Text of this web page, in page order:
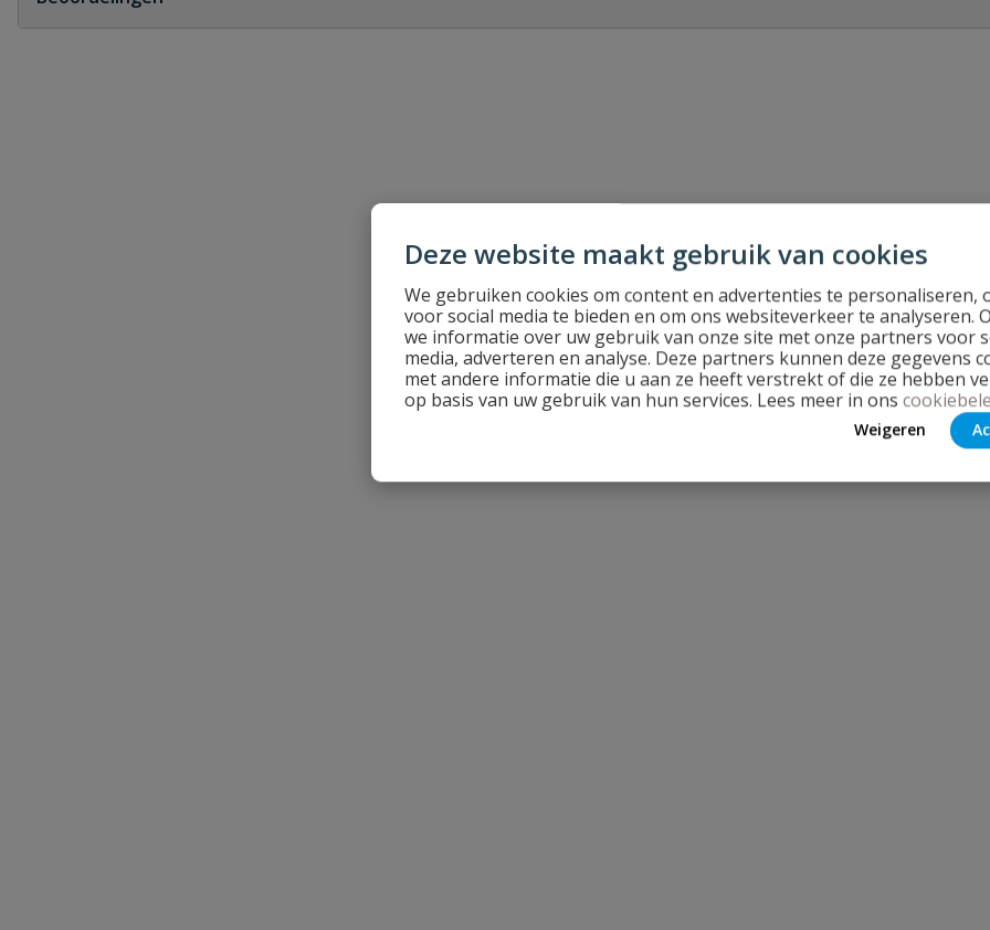
Deze website maakt gebruik van cookies
We gebruiken cookies om content en advertenties te personaliseren,
voor social media te bieden en om ons websiteverkeer te analyseren.
we informatie over uw gebruik van onze site met onze partners voor
media, adverteren en analyse. Deze partners kunnen deze gegevens
met andere informatie die u aan ze heeft verstrekt of die ze hebben
op basis van uw gebruik van hun services. Lees meer in ons
Weigeren